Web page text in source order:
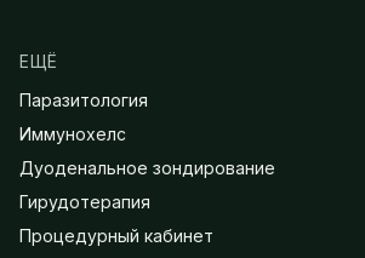
ЕЩЁ
Паразитология
Иммунохелс
Дуоденальное зондирование
Гирудотерапия
Процедурный кабинет